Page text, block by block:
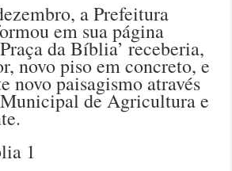
a Prefeitura
em sua página
da Bíblia’ receberia,
novo piso em concreto, e
novo paisagismo através
de Agricultura e